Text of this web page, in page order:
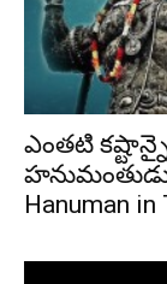
ఎంతటి
హనుమంతుడు
Hanuman in